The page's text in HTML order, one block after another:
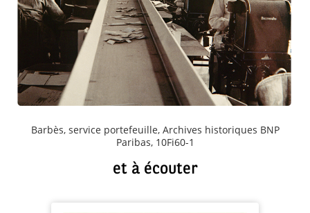
Barbès, service portefeuille, Archives historiques BNP
Paribas, 10Fi60-1
et à écouter